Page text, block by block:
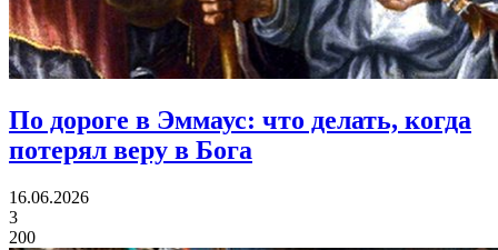
По дороге в Эммаус: что делать, когда
потерял веру в Бога
16.06.2026
3
200